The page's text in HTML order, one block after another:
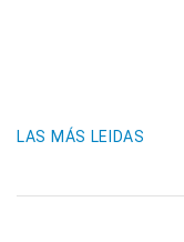
LAS MÁS LEIDAS